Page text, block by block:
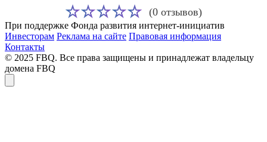
(0 отзывов)
При поддержке Фонда развития интернет-инициатив
Инвесторам Реклама на сайте Правовая информация
Контакты
© 2025 FBQ. Все права защищены и принадлежат владельцу
домена FBQ